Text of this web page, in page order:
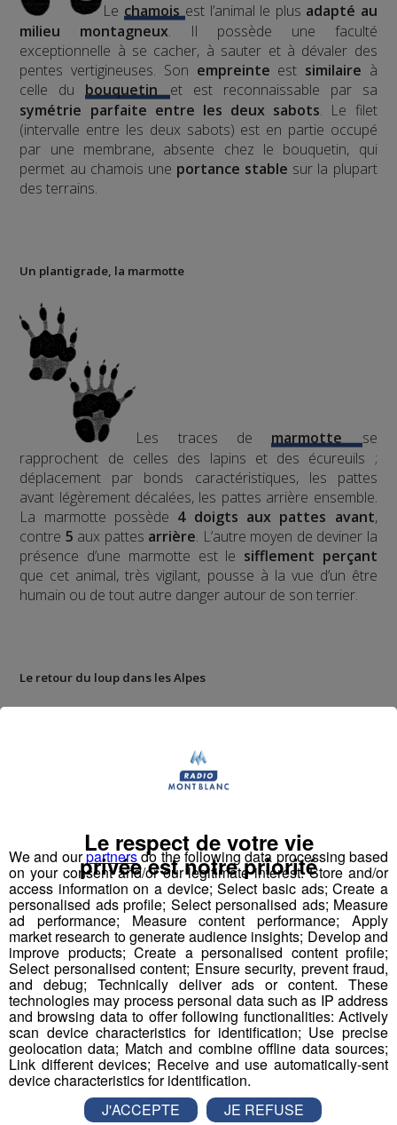
Le chamois est l’animal le plus adapté au
milieu montagneux. Il possède une faculté
exceptionnelle à se cacher, à sauter et à dévaler des
pentes vertigineuses. Son empreinte est similaire à
celle dubouquetin et est reconnaissable par sa
symétrie parfaite entre les deux sabots. Le filet
(intervalle entre les deux sabots) est en partie occupé
par une membrane, absente chez le bouquetin, qui
permet au chamois une portance stable sur la plupart
des terrains.
Un plantigrade, la marmotte
Les traces demarmotte
se
rapprochent de celles des lapins et des écureuils ;
déplacement par bonds caractéristiques, les pattes
avant légèrement décalées, les pattes arrière ensemble.
La marmotte possède 4 doigts aux pattes avant,
contre 5 aux pattes arrière. L’autre moyen de deviner la
présence d’une marmotte est le sifflement perçant
que cet animal, très vigilant, pousse à la vue d’un être
humain ou de tout autre danger autour de son terrier.
Le retour du loup dans les Alpes
Alpin. A ce jour, le territoire Français compte environ 160
loups, un chiffre bien bas en comparaison de nos voisins
Depuis 70 ans, lachasse au loup estinterdite en
France, puisqu’elle a dans le passé causé l’extinction de
cette espèce sur le territoire. Pour autant, un « plafond »
autorisant l’abattage de 36 loups a été mis en place par
le gouvernement. Sur la période de Juillet 2015 à Juin
2016, ce plafond a été dépassé, atteignant les 49 bêtes
abattues les chasseurs font passer la mort de ces
animaux comme « accidentelles » en évitant ainsi la
peine prévue par le code de l’environnement en 1996 (1
500 euros d’amende et un an de prison pour tout
contrevenant).
Aujourd’hui, de nombreuses associations se mobilisent
pour la protection de cette espèce, pour ne pas revivre
l’extinction des années passées.
We and ourpartnersdo the following data processing based
on your consent and/or our legitimate interest: Store and/or
access information on a device; Select basic ads; Create a
personalised ads profile; Select personalised ads; Measure
ad performance; Measure content performance; Apply
market research to generate audience insights; Develop and
improve products; Create a personalised content profile;
Select personalised content; Ensure security, prevent fraud,
and debug; Technically deliver ads or content. These
technologies may process personal data such as IP address
and browsing data to offer following functionalities: Actively
scan device characteristics for identification; Use precise
geolocation data; Match and combine offline data sources;
Link different devices; Receive and use automatically-sent
device characteristics for identification.
Le respect de votre vie
privée est notre priorité
J'ACCEPTE
JE REFUSE